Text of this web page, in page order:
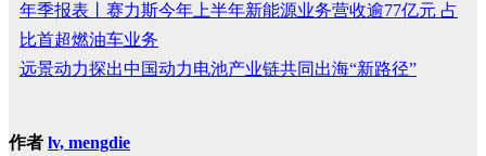
年季报表丨赛力斯今年上半年新能源业务营收逾77亿元 占
比首超燃油车业务
远景动力探出中国动力电池产业链共同出海“新路径”
作者 lv, mengdie